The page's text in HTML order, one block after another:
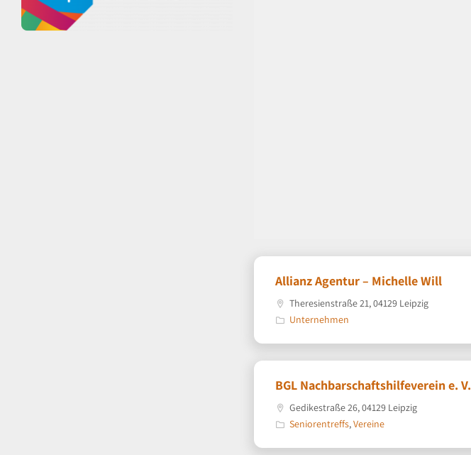
Allianz Agentur – Michelle Will
Theresienstraße 21, 04129 Leipzig
Unternehmen
BGL Nachbarschaftshilfeverein e. V.
Gedikestraße 26, 04129 Leipzig
Seniorentreffs,Vereine